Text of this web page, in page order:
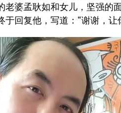
婆孟耿如和女儿，坚强的
回复他，写道：“谢谢，让